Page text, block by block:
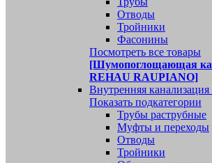
Отводы
Тройники
Фасонины
Посмотреть все товары
[Шумопоглощающая
REHAU RAUPIANO]
Внутренняя
Показать подкатегории
Трубы раструбные
Муфты и переходы
Отводы
Тройники